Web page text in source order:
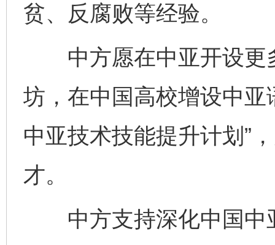
贫、反腐败等经验。
中方愿在中亚开设更
坊，在中国高校增设中
中亚技术技能提升计划”
才。
中方支持深化中国中